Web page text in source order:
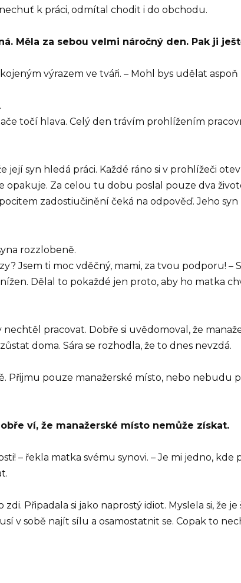
k práci, odmítal chodit i do obchodu.
Měla za sebou velmi náročný den. Pak ji
výrazem ve tváři. – Mohl bys udělat
točí hlava. Celý den trávím prohlížením
její syn hledá práci. Každé ráno si v prohlížeči
opakuje. Za celou tu dobu poslal pouze dva
zadostiučinění čeká na odpověď. Jeho syn
rozzlobeně.
Jsem ti moc vděčný, mami, za tvou podporu! –
Dělal to pokaždé jen proto, aby ho matka
pracovat. Dobře si uvědomoval, že
doma. Sára se rozhodla, že to dnes nevzdá.
Přijmu pouze manažerské místo, nebo nebudu
ví, že manažerské místo nemůže získat.
– řekla matka svému synovi. – Je mi jedno, kde
Připadala si jako naprostý idiot. Myslela si, že
v sobě najít sílu a osamostatnit se. Copak to